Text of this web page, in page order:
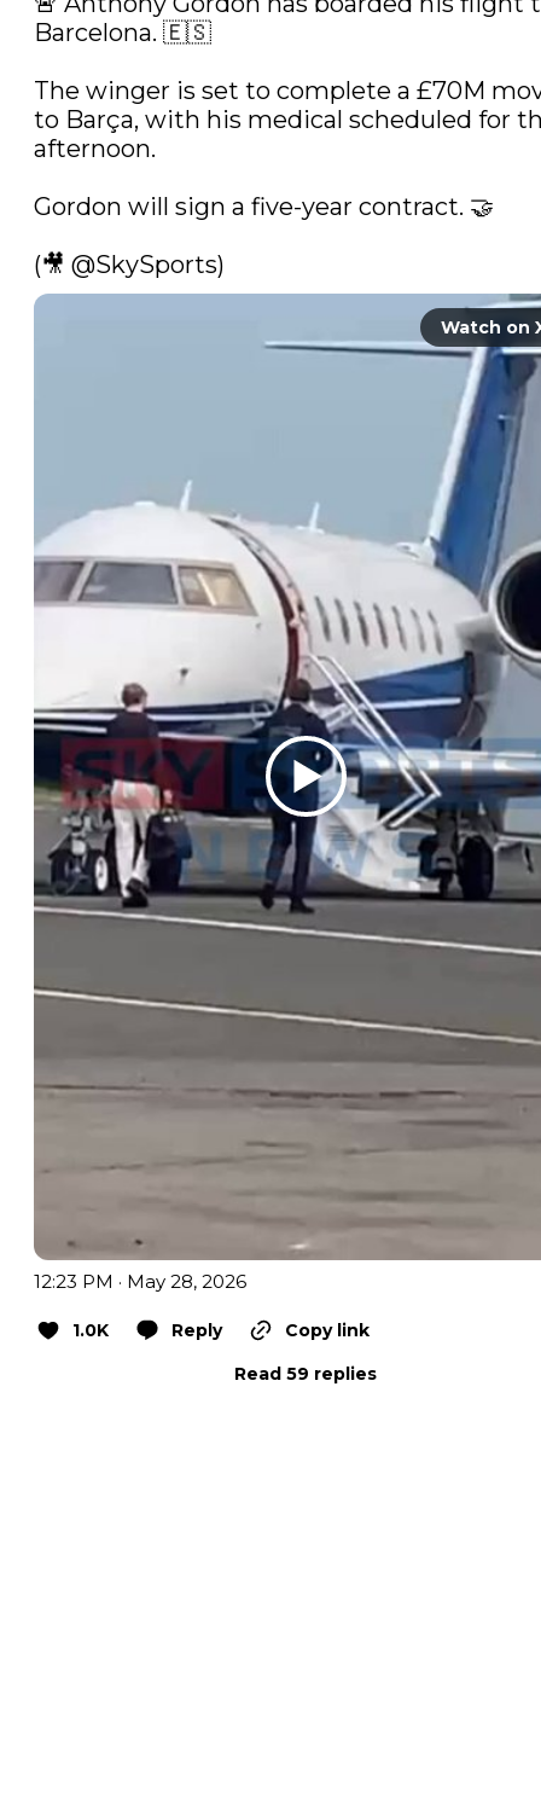
Barcelona. 🇪🇸
The winger is set to complete a £70M
to Barça, with his medical scheduled for
afternoon.
Gordon will sign a five-year contract. 🤝
(🎥 @SkySports)
Watch on
12:23 PM · May 28, 2026
1.0K Reply
Copy link
Read 59 replies